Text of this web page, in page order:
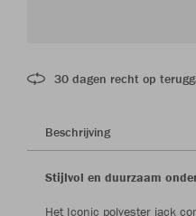
30 dagen recht op
Beschrijving
Stijlvol en duurzaam
Het Iconic polyester jack